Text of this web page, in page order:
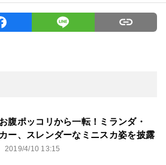
お腹ポッコリから一転！ミランダ・
カー、スレンダーなミニスカ姿を披露
2019/4/10 13:15